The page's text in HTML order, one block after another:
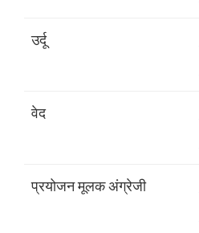
उर्दू
वेद
प्रयोजन मूलक अंग्रेजी